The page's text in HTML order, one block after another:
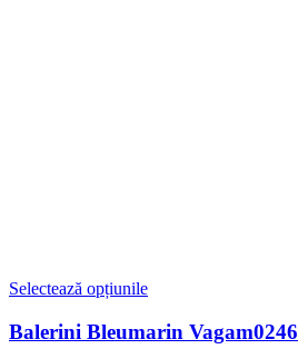
Selectează opțiunile
Balerini Bleumarin Vagam0246